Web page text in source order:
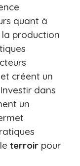
quant à
production
créent un
dans
un
terroir pour